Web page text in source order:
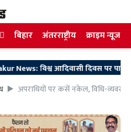
बिहार अंतरराष्ट्रीय क्राइम न्यूज
विश्व आदिवासी दिवस पर पाकुड़िया में
अपराधियों पर कसें नकेल, विधि-